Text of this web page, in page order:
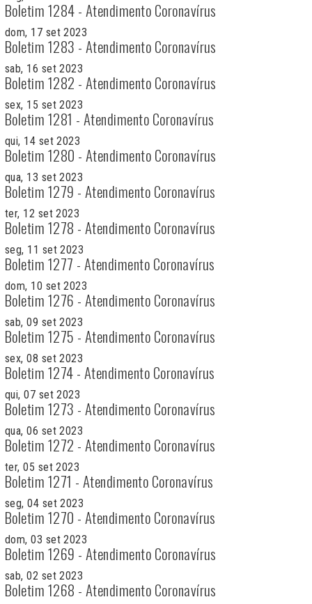
Boletim 1284 - Atendimento Coronavírus
dom, 17 set 2023
Boletim 1283 - Atendimento Coronavírus
sab, 16 set 2023
Boletim 1282 - Atendimento Coronavírus
sex, 15 set 2023
Boletim 1281 - Atendimento Coronavírus
qui, 14 set 2023
Boletim 1280 - Atendimento Coronavírus
qua, 13 set 2023
Boletim 1279 - Atendimento Coronavírus
ter, 12 set 2023
Boletim 1278 - Atendimento Coronavírus
seg, 11 set 2023
Boletim 1277 - Atendimento Coronavírus
dom, 10 set 2023
Boletim 1276 - Atendimento Coronavírus
sab, 09 set 2023
Boletim 1275 - Atendimento Coronavírus
sex, 08 set 2023
Boletim 1274 - Atendimento Coronavírus
qui, 07 set 2023
Boletim 1273 - Atendimento Coronavírus
qua, 06 set 2023
Boletim 1272 - Atendimento Coronavírus
ter, 05 set 2023
Boletim 1271 - Atendimento Coronavírus
seg, 04 set 2023
Boletim 1270 - Atendimento Coronavírus
dom, 03 set 2023
Boletim 1269 - Atendimento Coronavírus
sab, 02 set 2023
Boletim 1268 - Atendimento Coronavírus